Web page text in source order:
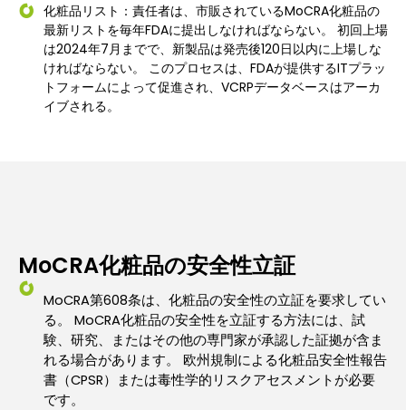
化粧品リスト：責任者は、市販されているMoCRA化粧品の
最新リストを毎年FDAに提出しなければならない。 初回上場
は2024年7月までで、新製品は発売後120日以内に上場しな
ければならない。 このプロセスは、FDAが提供するITプラッ
トフォームによって促進され、VCRPデータベースはアーカ
イブされる。
MoCRA化粧品の安全性立証
MoCRA第608条は、化粧品の安全性の立証を要求してい
る。 MoCRA化粧品の安全性を立証する方法には、試
験、研究、またはその他の専門家が承認した証拠が含ま
れる場合があります。 欧州規制による化粧品安全性報告
書（CPSR）または毒性学的リスクアセスメントが必要
です。